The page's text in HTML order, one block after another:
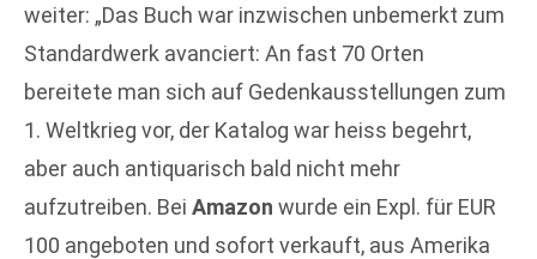
weiter: „Das Buch war inzwischen unbemerkt zum
Standardwerk avanciert: An fast 70 Orten
bereitete man sich auf Gedenkausstellungen zum
1. Weltkrieg vor, der Katalog war heiss begehrt,
aber auch antiquarisch bald nicht mehr
aufzutreiben. Bei Amazon wurde ein Expl. für EUR
100 angeboten und sofort verkauft, aus Amerika